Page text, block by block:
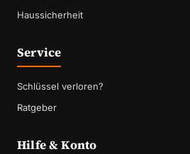
Haussicherheit
Service
Schlüssel verloren?
Ratgeber
Hilfe & Konto